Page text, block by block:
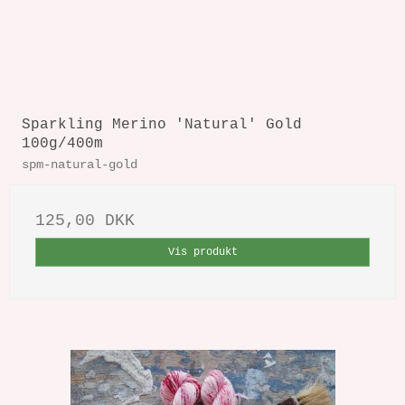
Sparkling Merino 'Natural' Gold
100g/400m
spm-natural-gold
125,00 DKK
Vis produkt